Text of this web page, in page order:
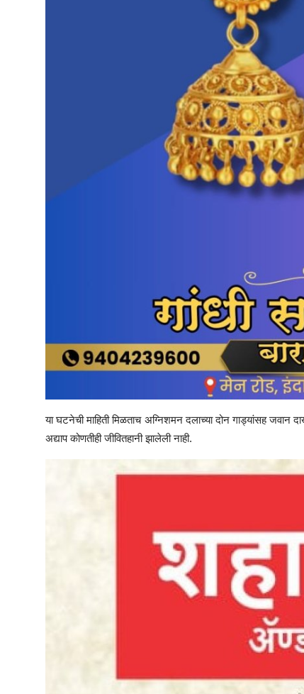
या घटनेची माहिती मिळताच अग्निशमन दलाच्या दोन गाड्यांसह
अद्याप कोणतीही जीवितहानी झालेली नाही.